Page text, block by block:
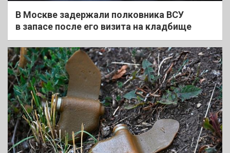
В Москве задержали полковника ВСУ
в запасе после его визита на кладбище